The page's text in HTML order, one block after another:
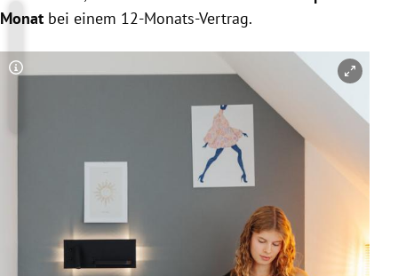
Monat bei einem 12-Monats-Vertrag.
Copyright-Hinweis öffnen/schließen